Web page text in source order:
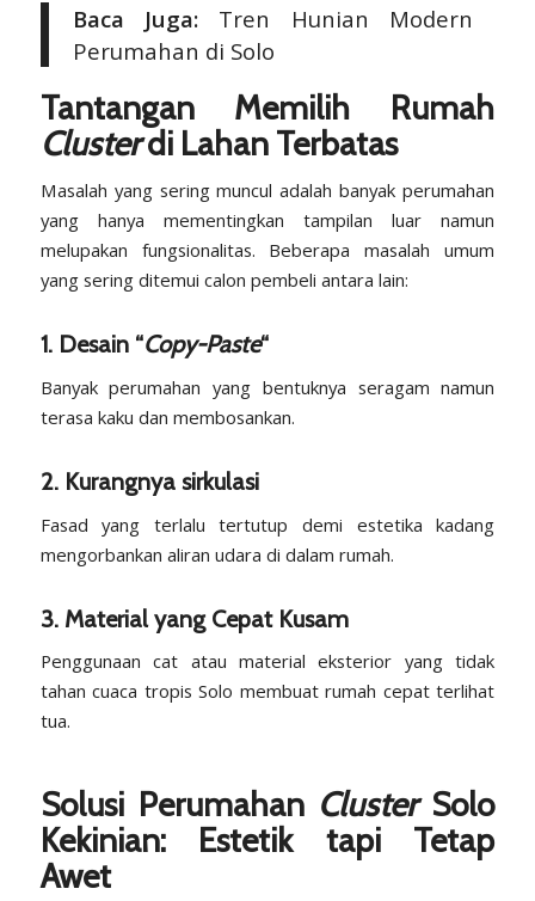
Baca Juga: Tren Hunian Modern
Perumahan di Solo
Tantangan Memilih Rumah
Clusterdi Lahan Terbatas
Masalah yang sering muncul adalah banyak perumahan
yang hanya mementingkan tampilan luar namun
melupakan fungsionalitas. Beberapa masalah umum
yang sering ditemui calon pembeli antara lain:
1. Desain “Copy-Paste“
Banyak perumahan yang bentuknya seragam namun
terasa kaku dan membosankan.
2. Kurangnya sirkulasi
Fasad yang terlalu tertutup demi estetika kadang
mengorbankan aliran udara di dalam rumah.
3. Material yang Cepat Kusam
Penggunaan cat atau material eksterior yang tidak
tahan cuaca tropis Solo membuat rumah cepat terlihat
tua.
Solusi Perumahan ClusterSolo
Kekinian: Estetik tapi Tetap
Awet